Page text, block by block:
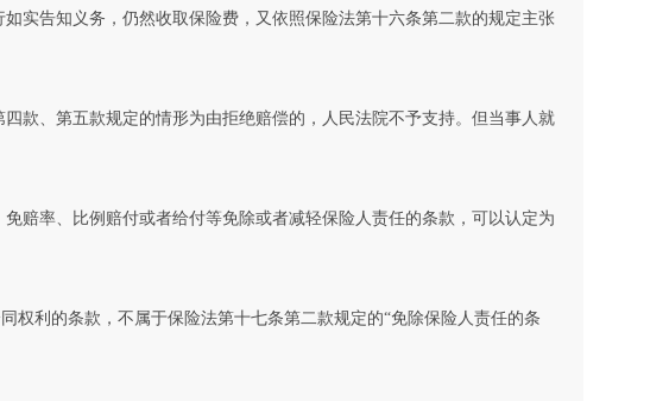
实告知义务，仍然收取保险费，又依照保险法第十六条第二款的规定主张
款、第五款规定的情形为由拒绝赔偿的，人民法院不予支持。但当事人就
赔率、比例赔付或者给付等免除或者减轻保险人责任的条款，可以认定为
权利的条款，不属于保险法第十七条第二款规定的“免除保险人责任的条